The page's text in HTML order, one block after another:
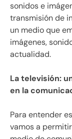
sonidos e
transmisión de
un medio que
imágenes,
actualidad.
La televisión:
en la
Para entender
vamos a